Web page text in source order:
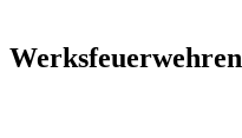
Werksfeuerwehren